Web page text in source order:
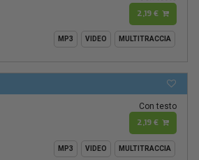
2,19 €
MP3 VIDEO MULTITRACCIA
Con testo
2,19 €
MP3 VIDEO MULTITRACCIA